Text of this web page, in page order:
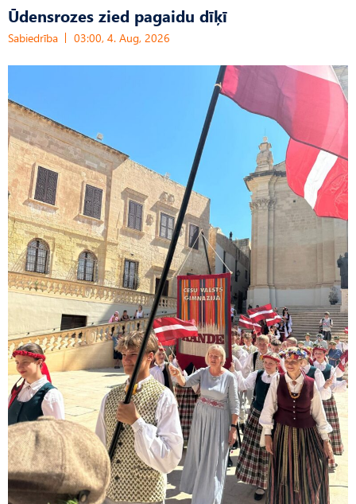
Ūdensrozes zied pagaidu dīķī
Sabiedrība 03:00, 4. Aug, 2026